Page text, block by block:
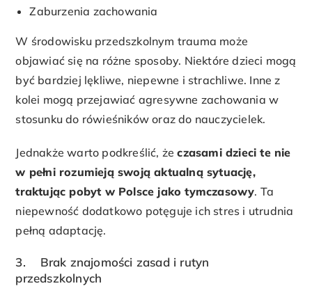
Zaburzenia zachowania
W środowisku przedszkolnym trauma może
objawiać się na różne sposoby. Niektóre dzieci mogą
być bardziej lękliwe, niepewne i strachliwe. Inne z
kolei mogą przejawiać agresywne zachowania w
stosunku do rówieśników oraz do nauczycielek.
Jednakże warto podkreślić, żeczasami dzieci te nie
w pełni rozumieją swoją aktualną sytuację,
traktując pobyt w Polsce jako tymczasowy. Ta
niepewność dodatkowo potęguje ich stres i utrudnia
pełną adaptację.
3. Brak znajomości zasad i rutyn
przedszkolnych